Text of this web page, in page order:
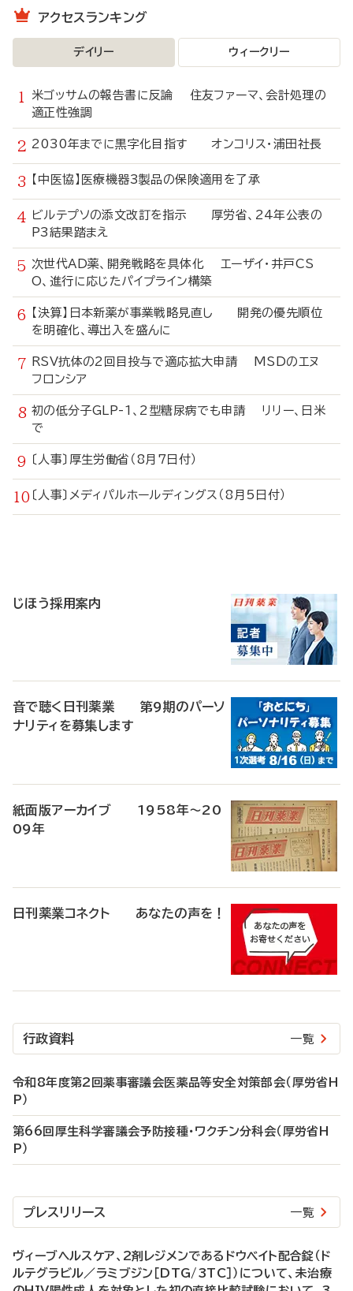
アクセスランキング
デイリー ウィークリー
米ゴッサムの報告書に反論 住友ファーマ、会計処理の
適正性強調
2030年までに黒字化目指す オンコリス・浦田社長
【中医協】医療機器3製品の保険適用を了承
ビルテプソの添文改訂を指示 厚労省、24年公表の
P3結果踏まえ
次世代AD薬、開発戦略を具体化 エーザイ・井戸CS
O、進行に応じたパイプライン構築
【決算】日本新薬が事業戦略見直し 開発の優先順位
を明確化、導出入を盛んに
RSV抗体の2回目投与で適応拡大申請 MSDのエヌ
フロンシア
初の低分子GLP-1、2型糖尿病でも申請 リリー、日米
で
〔人事〕厚生労働省（8月7日付）
〔人事〕メディパルホールディングス（8月5日付）
じほう採用案内
音で聴く日刊薬業 第9期のパーソ
ナリティを募集します
紙面版アーカイブ 1958年～20
09年
日刊薬業コネクト あなたの声を！
行政資料 一覧
令和8年度第2回薬事審議会医薬品等安全対策部会（厚労省H
P）
第66回厚生科学審議会予防接種・ワクチン分科会（厚労省H
P）
プレスリリース 一覧
ヴィーブヘルスケア、2剤レジメンであるドウベイト配合錠（ド
ルテグラビル／ラミブジン［DTG/3TC］）について、未治療